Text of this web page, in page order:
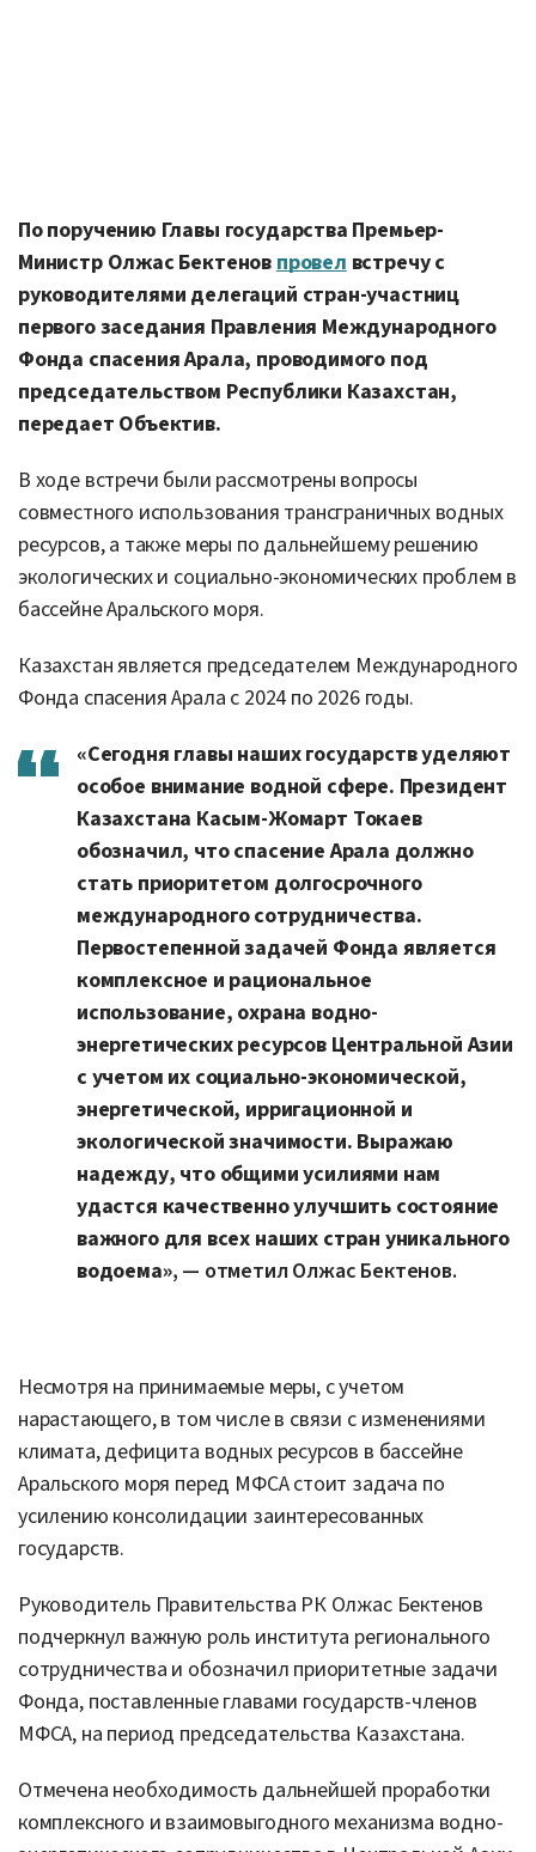
По поручению Главы государства Премьер-
Министр Олжас Бектенов провел встречу с
руководителями делегаций стран-участниц
первого заседания Правления Международного
Фонда спасения Арала, проводимого под
председательством Республики Казахстан,
передает Объектив.
В ходе встречи были рассмотрены вопросы
совместного использования трансграничных водных
ресурсов, а также меры по дальнейшему решению
экологических и социально-экономических проблем в
бассейне Аральского моря.
Казахстан является председателем Международного
Фонда спасения Арала с 2024 по 2026 годы.
«Сегодня главы наших государств уделяют
особое внимание водной сфере. Президент
Казахстана Касым-Жомарт Токаев
обозначил, что спасение Арала должно
стать приоритетом долгосрочного
международного сотрудничества.
Первостепенной задачей Фонда является
комплексное и рациональное
использование, охрана водно-
энергетических ресурсов Центральной Азии
с учетом их социально-экономической,
энергетической, ирригационной и
экологической значимости. Выражаю
надежду, что общими усилиями нам
удастся качественно улучшить состояние
важного для всех наших стран уникального
водоема», — отметил Олжас Бектенов.
Несмотря на принимаемые меры, с учетом
нарастающего, в том числе в связи с изменениями
климата, дефицита водных ресурсов в бассейне
Аральского моря перед МФСА стоит задача по
усилению консолидации заинтересованных
государств.
Руководитель Правительства РК Олжас Бектенов
подчеркнул важную роль института регионального
сотрудничества и обозначил приоритетные задачи
Фонда, поставленные главами государств-членов
МФСА, на период председательства Казахстана.
Отмечена необходимость дальнейшей проработки
комплексного и взаимовыгодного механизма водно-